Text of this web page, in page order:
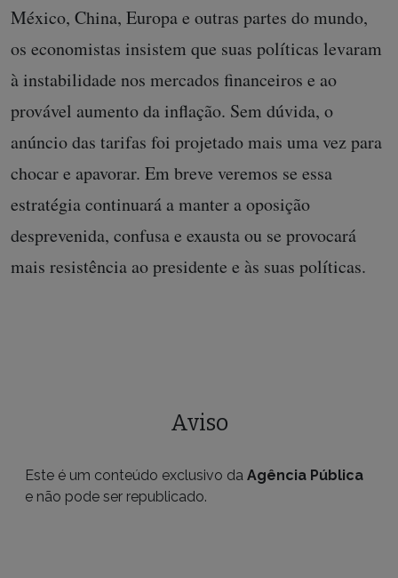
México, China, Europa e outras partes do mundo,
os economistas insistem que suas políticas levaram
à instabilidade nos mercados financeiros e ao
provável aumento da inflação. Sem dúvida, o
anúncio das tarifas foi projetado mais uma vez para
chocar e apavorar. Em breve veremos se essa
estratégia continuará a manter a oposição
desprevenida, confusa e exausta ou se provocará
mais resistência ao presidente e às suas políticas.
Aviso
Este é um conteúdo exclusivo da Agência Pública
e não pode ser republicado.